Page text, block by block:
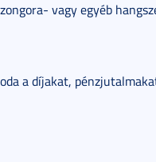
vagy egyéb
a díjakat,